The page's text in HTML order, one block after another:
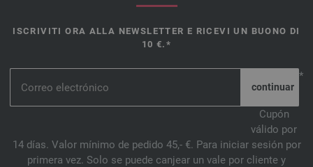
ISCRIVITI ORA ALLA NEWSLETTER E RICEVI UN BUONO DI
10 €.*
*
Cupón
válido por
14 días. Valor mínimo de pedido 45,- €. Para iniciar sesión por
primera vez. Solo se puede canjear un vale por cliente y